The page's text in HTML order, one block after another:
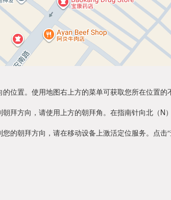
位置。使用地图右上方的菜单可获取您所在位置的
拜方向，请使用上方的朝拜角。在指南针向北（N
的朝拜方向，请在移动设备上激活定位服务。点击